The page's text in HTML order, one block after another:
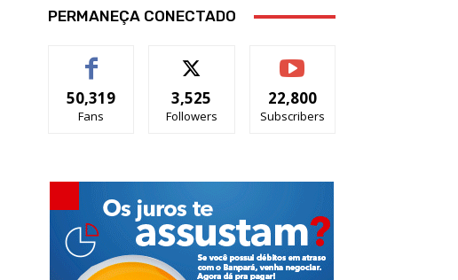
PERMANEÇA CONECTADO
50,319
Fans
3,525
Followers
22,800
Subscribers